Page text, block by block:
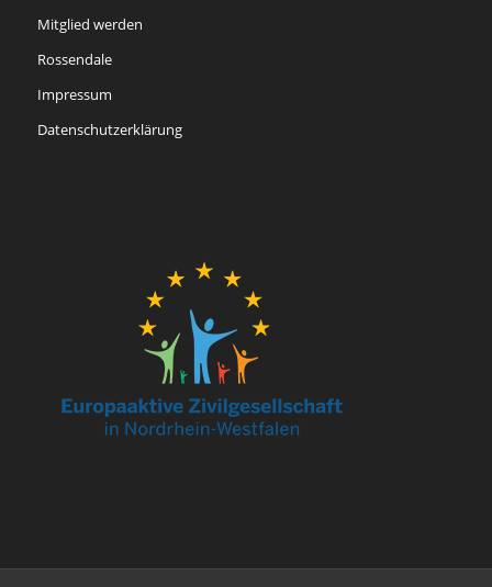
Mitglied werden
Rossendale
Impressum
Datenschutzerklärung